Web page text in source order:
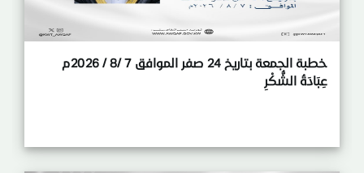
خطبة الجمعة بتاريخ 24 صفر الموافق 7 /8 / 2026م
عِبَادَةُ الشُّكْرِ